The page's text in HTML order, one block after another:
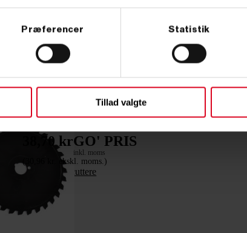
Præferencer Statistik
Tillad valgte
 
 
På lager
38,70 krGO' PRIS
inkl. moms
(30,96 kr. ekskl. moms.)
Voks til twincuttere